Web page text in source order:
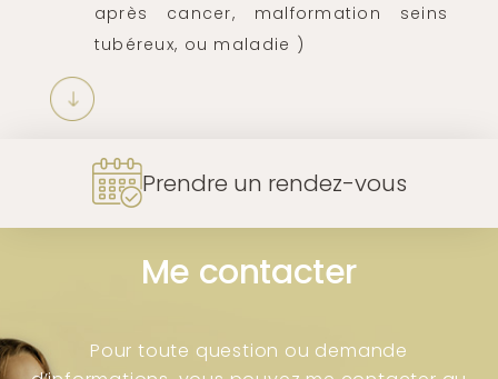
après cancer, malformation seins
tubéreux, ou maladie )
Prendre un rendez-vous
Me contacter
Pour toute question ou demande